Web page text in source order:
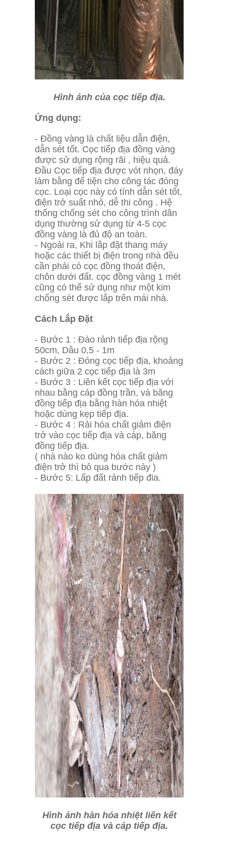
Hình ảnh của cọc tiếp địa.
Ứng dụng:
- Đồng vàng là chất liệu dẫn điện,
dẫn sét tốt. Cọc tiếp địa đồng vàng
được sử dụng rộng rãi , hiệu quả.
Đầu Cọc tiếp địa được vót nhọn, đáy
làm bằng để tiện cho công tác đóng
cọc. Loại cọc này có tính dẫn sét tốt,
điện trở suất nhỏ, dễ thi công . Hệ
thống chống sét cho công trình dân
dụng thường sử dụng từ 4-5 cọc
đồng vàng là đủ độ an toàn.
- Ngoài ra, Khi lắp đặt thang máy
hoặc các thiết bị điện trong nhà đều
cần phải có cọc đồng thoát điện,
chôn dưới đất. cọc đồng vàng 1 mét
cũng có thể sử dụng như một kim
chống sét được lắp trên mái nhà.
Cách Lắp Đặt
- Bước 1 : Đào rảnh tiếp địa rộng
50cm, Dâu 0,5 - 1m
- Bước 2 : Đóng cọc tiếp địa, khoảng
cách giữa 2 cọc tiếp địa là 3m
- Bước 3 : Liên kết cọc tiếp địa với
nhau bằng cáp đồng trần, và băng
đồng tiếp địa bằng hàn hóa nhiệt
hoặc dùng kẹp tiếp địa.
- Bước 4 : Rải hóa chất giảm điện
trở vào cọc tiếp địa và cáp, băng
đồng tiếp địa.
( nhà nào ko dùng hóa chất giảm
điện trở thì bỏ qua bước này )
- Bước 5: Lấp đất rảnh tiếp đia.
Hình ảnh hàn hóa nhiệt liên kết
cọc tiếp địa và cáp tiếp địa.